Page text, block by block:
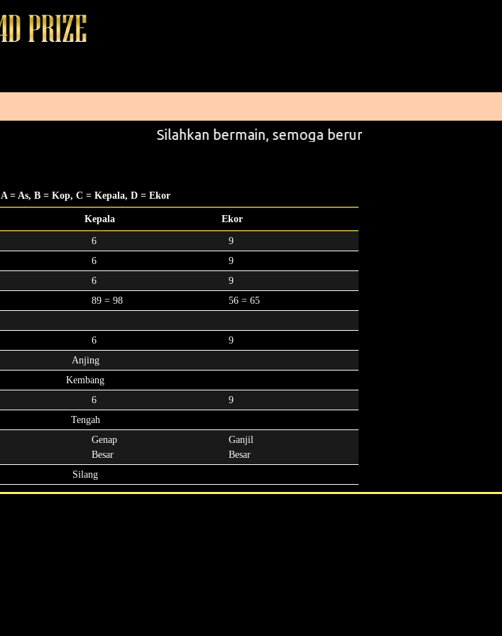
Silahkan bermain, semoga beruntung
A = As, B = Kop, C = Kepala, D = Ekor
Kepala Ekor
6
9
6
9
6
9
89 = 98
56 = 65
6
9
Anjing
Kembang
6
9
Tengah
Genap
Besar
Ganjil
Besar
Silang